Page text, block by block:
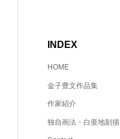
INDEX
HOME
金子豊文作品集
作家紹介
独自画法・白亜地刻描